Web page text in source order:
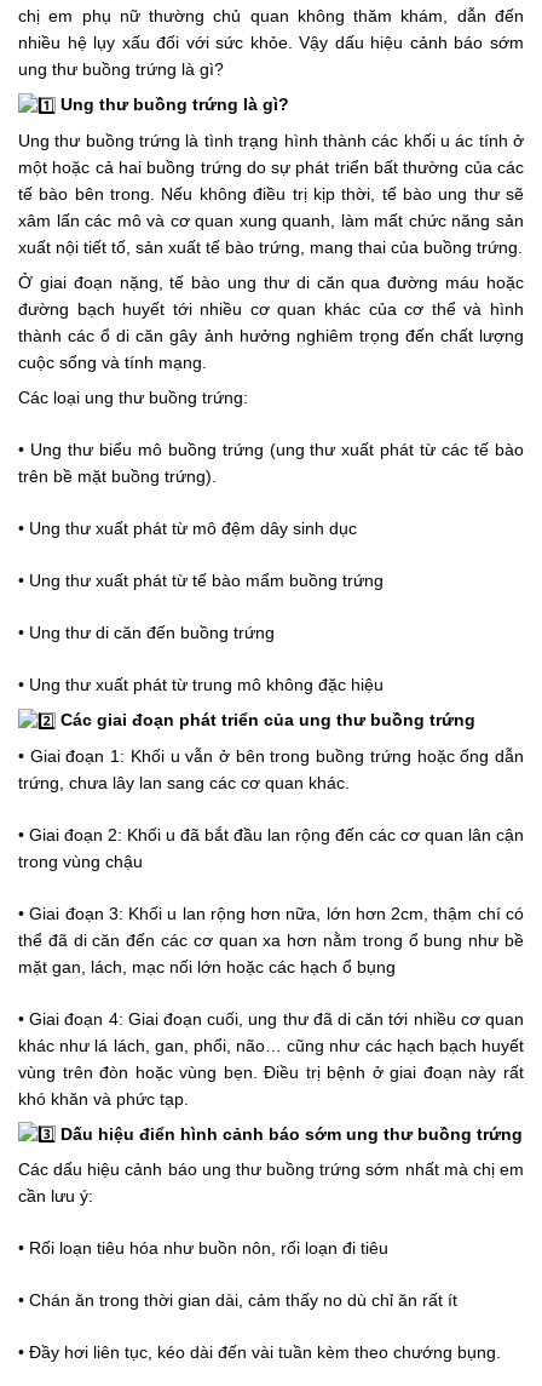
chị em phụ nữ thường chủ quan không thăm khám, dẫn đến
nhiều hệ lụy xấu đối với sức khỏe. Vậy dấu hiệu cảnh báo sớm
ung thư buồng trứng là gì?
Ung thư buồng trứng là gì?
Ung thư buồng trứng là tình trạng hình thành các khối u ác tính ở
một hoặc cả hai buồng trứng do sự phát triển bất thường của các
tế bào bên trong. Nếu không điều trị kịp thời, tế bào ung thư sẽ
xâm lấn các mô và cơ quan xung quanh, làm mất chức năng sản
xuất nội tiết tố, sản xuất tế bào trứng, mang thai của buồng trứng.
Ở giai đoạn nặng, tế bào ung thư di căn qua đường máu hoặc
đường bạch huyết tới nhiều cơ quan khác của cơ thể và hình
thành các ổ di căn gây ảnh hưởng nghiêm trọng đến chất lượng
cuộc sống và tính mạng.
Các loại ung thư buồng trứng:
• Ung thư biểu mô buồng trứng (ung thư xuất phát từ các tế bào
trên bề mặt buồng trứng).
• Ung thư xuất phát từ mô đệm dây sinh dục
• Ung thư xuất phát từ tế bào mẩm buồng trứng
• Ung thư di căn đến buồng trứng
• Ung thư xuất phát từ trung mô không đặc hiệu
Các giai đoạn phát triển của ung thư buồng trứng
• Giai đoạn 1: Khối u vẫn ở bên trong buồng trứng hoặc ống dẫn
trứng, chưa lây lan sang các cơ quan khác.
• Giai đoạn 2: Khối u đã bắt đầu lan rộng đến các cơ quan lân cận
trong vùng chậu
• Giai đoạn 3: Khối u lan rộng hơn nữa, lớn hơn 2cm, thậm chí có
thể đã di căn đến các cơ quan xa hơn nằm trong ổ bung như bề
mặt gan, lách, mạc nối lớn hoặc các hạch ổ bụng
• Giai đoạn 4: Giai đoạn cuối, ung thư đã di căn tới nhiều cơ quan
khác như lá lách, gan, phổi, não… cũng như các hạch bạch huyết
vùng trên đòn hoặc vùng bẹn. Điều trị bệnh ở giai đoạn này rất
khó khăn và phức tạp.
Dấu hiệu điển hình cảnh báo sớm ung thư buồng trứng
Các dấu hiệu cảnh báo ung thư buồng trứng sớm nhất mà chị em
cần lưu ý:
• Rối loạn tiêu hóa như buồn nôn, rối loạn đi tiêu
• Chán ăn trong thời gian dài, cảm thấy no dù chỉ ăn rất ít
• Đầy hơi liên tục, kéo dài đến vài tuần kèm theo chướng bụng.